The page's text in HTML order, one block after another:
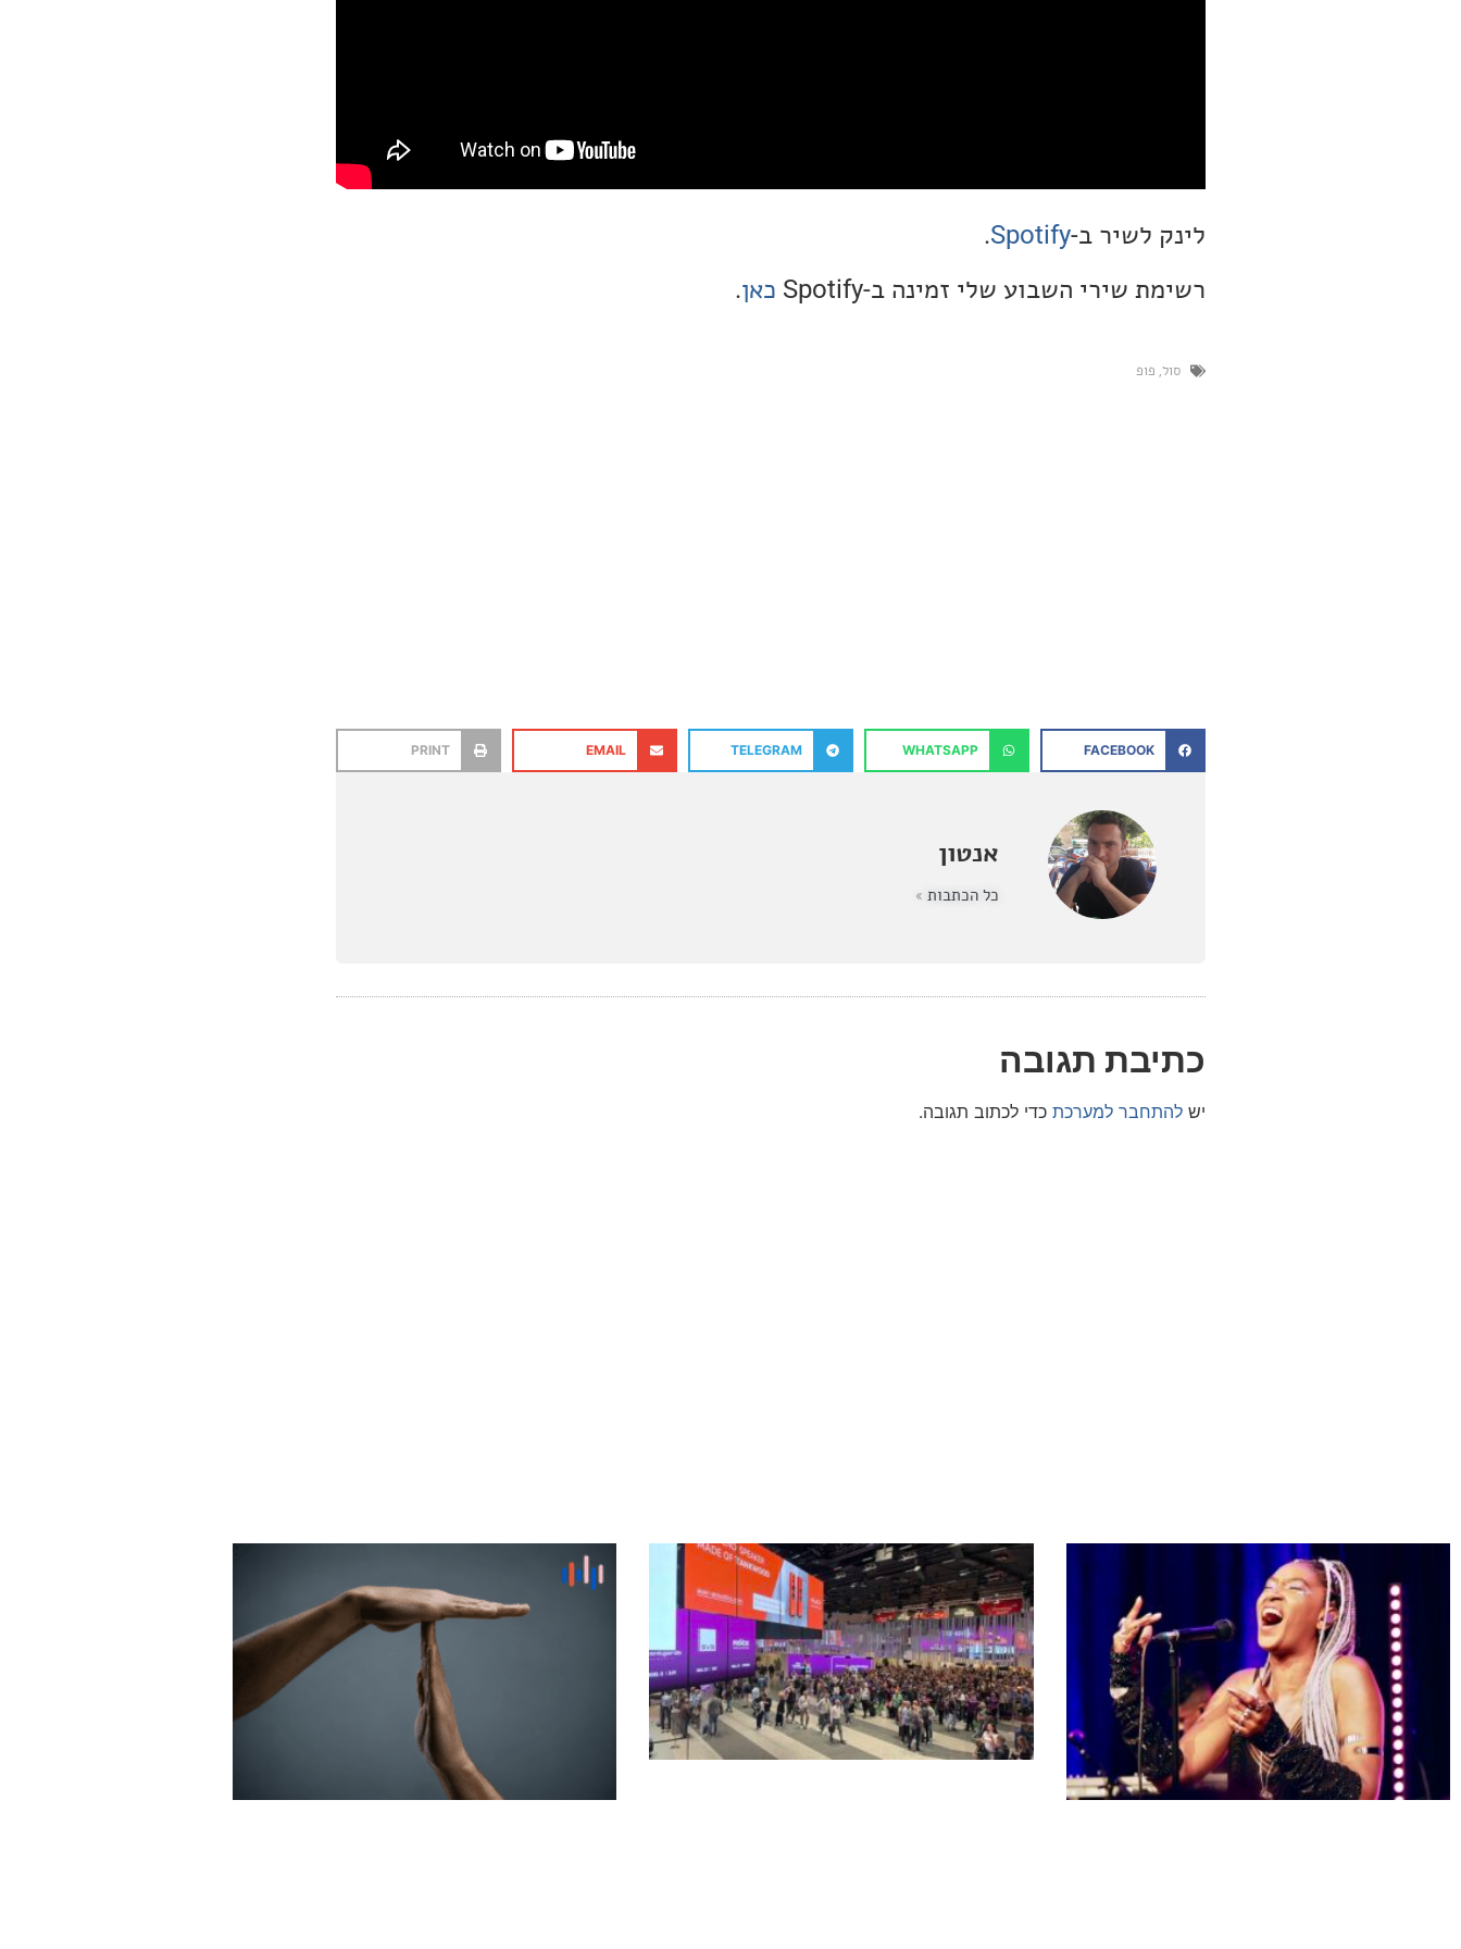
לינק לשיר ב-Spotify
.
רשימת שירי השבוע שלי זמינה ב-Spotify
כאן.
סול, פופ
FACEBOOK
WHATSAPP
TELEGRAM
EMAIL
PRINT
אנטון
כל הכתבות »
כתיבת תגובה
ישלהתחבר למערכת כדי לכתוב תגובה.